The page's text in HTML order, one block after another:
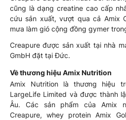
cũng là dạng creatine cao cấp
cứu sản xuất, vượt qua cả Amix
mưa làm gió cộng đồng gymer
Creapure được sản xuất tại nhà
GmbH đặt tại Đức.
Về thương hiệu Amix Nutrition
Amix Nutrition là thương hiệu
LargeLife Limited và được thành
Âu. Các sản phẩm của Amix
Creapure, whey protein Amix